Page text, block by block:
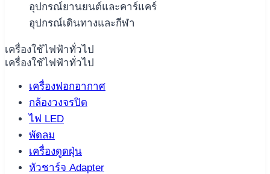
อุปกรณ์ยานยนต์และคาร์แคร์
อุปกรณ์เดินทางและกีฬา
เครื่องใช้ไฟฟ้าทั่วไป
เครื่องใช้ไฟฟ้าทั่วไป
เครื่องฟอกอากาศ
กล้องวงจรปิด
ไฟ LED
พัดลม
เครื่องดูดฝุ่น
หัวชาร์จ Adapter